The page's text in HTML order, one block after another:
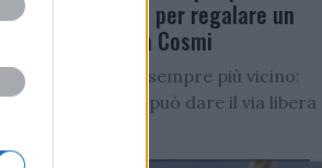
accelera per regalare un
altro attaccante a Cosmi
D’Ursi sempre più vicino:
al Sorrento può dare il via libera